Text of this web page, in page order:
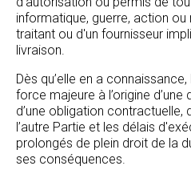
informatique, guerre, action
traitant ou d'un fournisseur
livraison.
Dès qu’elle en a
force majeure à l’origine
d’une obligation
l’autre Partie et les délais
prolongés de plein droit de la
ses conséquences.